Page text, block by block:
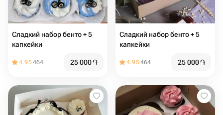
Сладкий набор бенто + 5
капкейки
4.95464 25 000֏
Сладкий набор бенто + 5
капкейки
4.95464 25 000֏